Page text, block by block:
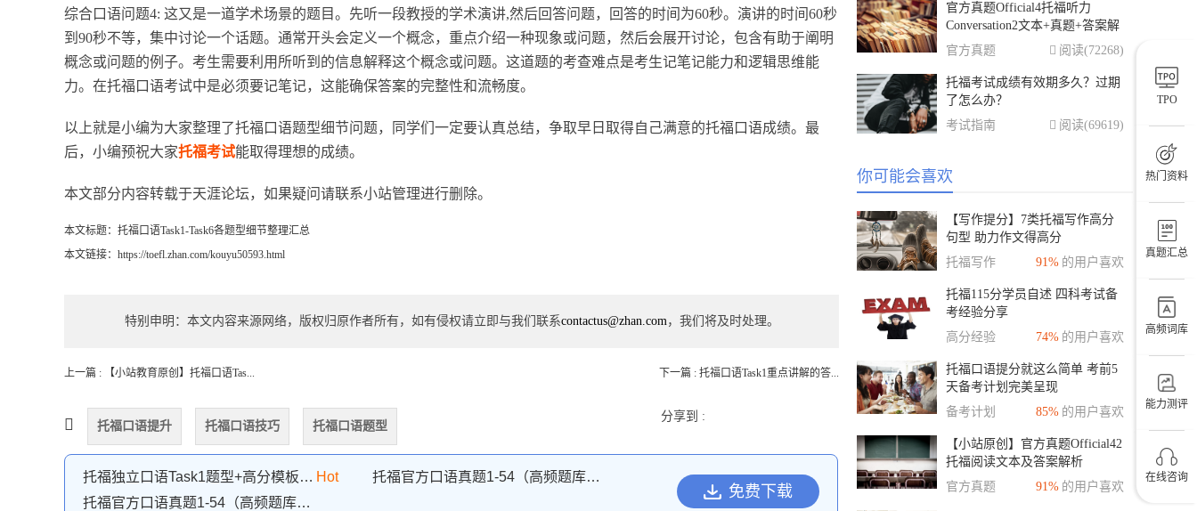
综合口语问题4: 这又是一道学术场景的题目。先听一段教授的学术演讲,然后回答问题，回答的时间为60秒。演讲的时间60秒
到90秒不等，集中讨论一个话题。通常开头会定义一个概念，重点介绍一种现象或问题，然后会展开讨论，包含有助于阐明
概念或问题的例子。考生需要利用所听到的信息解释这个概念或问题。这道题的考查难点是考生记笔记能力和逻辑思维能
力。在托福口语考试中是必须要记笔记，这能确保答案的完整性和流畅度。
以上就是小编为大家整理了托福口语题型细节问题，同学们一定要认真总结，争取早日取得自己满意的托福口语成绩。最
后，小编预祝大家托福考试能取得理想的成绩。
本文部分内容转载于天涯论坛，如果疑问请联系小站管理进行删除。
本文标题：托福口语Task1-Task6各题型细节整理汇总
本文链接：https://toefl.zhan.com/kouyu50593.html
特别申明：本文内容来源网络，版权归原作者所有，如有侵权请立即与我们联系contactus@zhan.com，我们将及时处理。
上一篇 : 【小站教育原创】托福口语Tas... 下一篇 : 托福口语Task1重点讲解的答...
托福口语提升 托福口语技巧 托福口语题型
分享到 :
托福独立口语Task1题型+高分模板资料下载 Hot
托福官方口语真题1-54（高频题库+范文文本下载）
托福官方口语真题1-54（高频题库+高分答案）
免费下载
官方真题Official4托福听力
Conversation2文本+真题+答案解
析
官方真题 阅读(72268)
托福考试成绩有效期多久？过期
了怎么办？
考试指南
阅读(69619)
你可能会喜欢
【写作提分】7类托福写作高分
句型 助力作文得高分
托福写作
91% 的用户喜欢
托福115分学员自述 四科考试备
考经验分享
高分经验
74% 的用户喜欢
托福口语提分就这么简单 考前5
天备考计划完美呈现
备考计划
85% 的用户喜欢
【小站原创】官方真题Official42
托福阅读文本及答案解析
（Callisto and Ganymede）
官方真题 91% 的用户喜欢
TPO
热门资料
真题汇总
高频词库
能力测评
在线咨询